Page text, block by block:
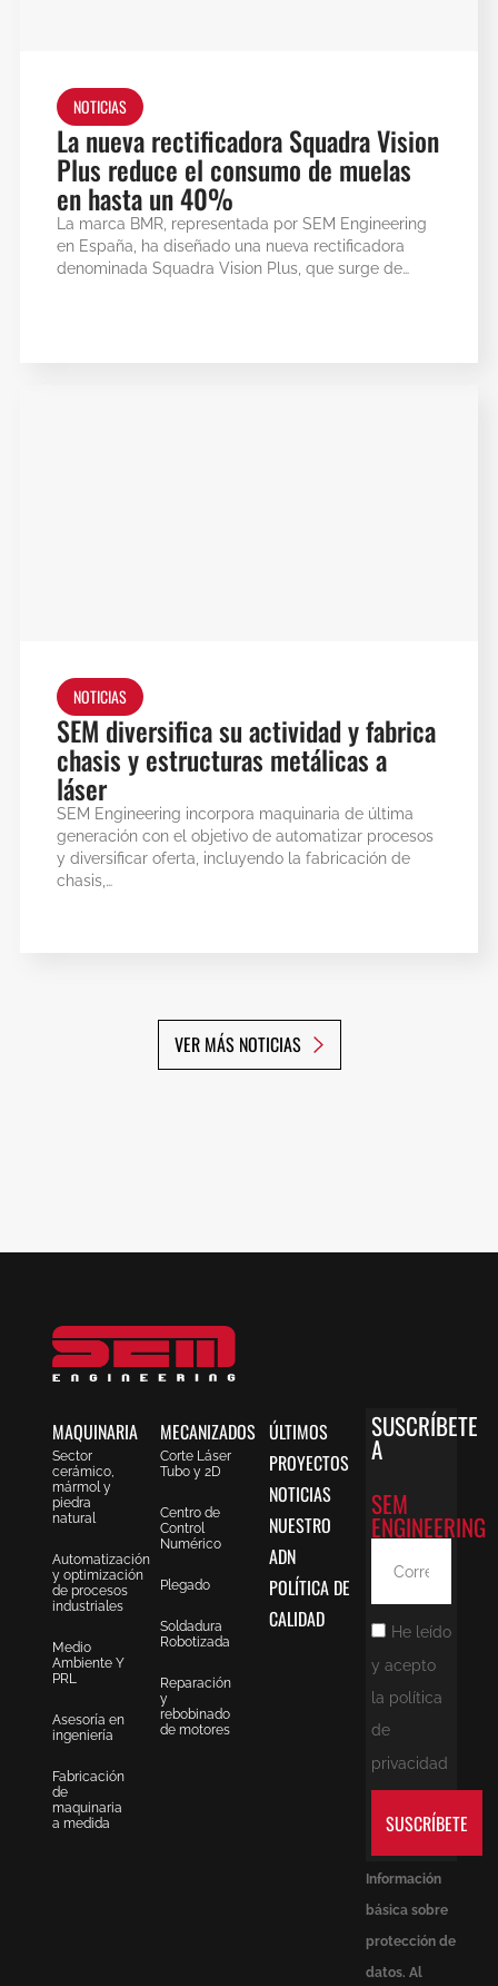
NOTICIAS
La nueva rectificadora Squadra Vision
Plus reduce el consumo de muelas
en hasta un 40%
La marca BMR, representada por SEM Engineering
en España, ha diseñado una nueva rectificadora
denominada Squadra Vision Plus, que surge de…
NOTICIAS
SEM diversifica su actividad y fabrica
chasis y estructuras metálicas a
láser
SEM Engineering incorpora maquinaria de última
generación con el objetivo de automatizar procesos
y diversificar oferta, incluyendo la fabricación de
chasis,…
VER MÁS NOTICIAS
MAQUINARIA
Sector
cerámico,
mármol y
piedra
natural
Automatización
y optimización
de procesos
industriales
Medio
Ambiente Y
PRL
Asesoría en
ingeniería
Fabricación
de
maquinaria
a medida
MECANIZADOS
Corte Láser
Tubo y 2D
Centro de
Control
Numérico
Plegado
Soldadura
Robotizada
Reparación
y
rebobinado
de motores
ÚLTIMOS
PROYECTOS
NOTICIAS
NUESTRO
ADN
POLÍTICA DE
CALIDAD
SUSCRÍBETE
A
SEM
ENGINEERING
He leído
y acepto
la política
de
privacidad
SUSCRÍBETE
Información
básica sobre
protección de
datos. Al